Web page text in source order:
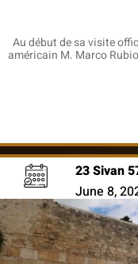
Au début de sa visite
américain M. Marco
23 Sivan
June 8,